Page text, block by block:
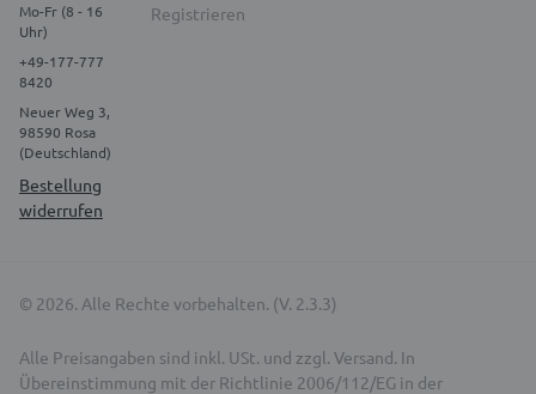
Mo-Fr (8 - 16
Uhr)
+49-177-777
8420
Neuer Weg 3,
98590 Rosa
(Deutschland)
Bestellung
widerrufen
Registrieren
© 2026. Alle Rechte vorbehalten. (V. 2.3.3)
Alle Preisangaben sind inkl. USt. und zzgl. Versand. In
Übereinstimmung mit der Richtlinie 2006/112/EG in der